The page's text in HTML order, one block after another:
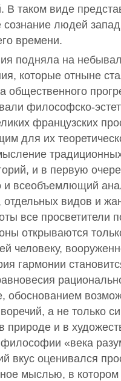
В таком виде
людей
времени.
подняла на
которые отныне
общественного
философско-
французских
для их
и в первую
и всеобъемлющий
видов и
все просветители
открываются
человеку,
гармонии
обоснованием
а не только
природе и в
«века
вкус оценивался
мыслью, в